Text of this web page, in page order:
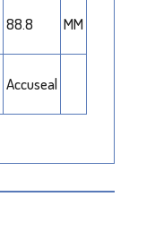
88.8 MM
Accuseal